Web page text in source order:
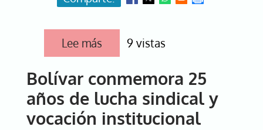
Lee más sobre
Atlántico
25
años
de
unión,
progreso
9 vistas
Bolívar conmemora 25
años de lucha sindical y
vocación institucional